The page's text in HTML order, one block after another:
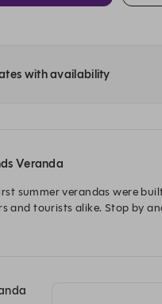
with availability
Veranda
summer verandas were
and tourists alike. Stop by